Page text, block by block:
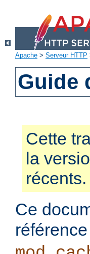
Apache > Serveur HTTP
Guide
Cette
la
récents.
Ce